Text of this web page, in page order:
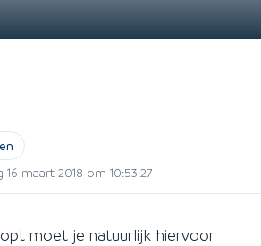
maart 2018 om 10:53:27
moet je natuurlijk hiervoor